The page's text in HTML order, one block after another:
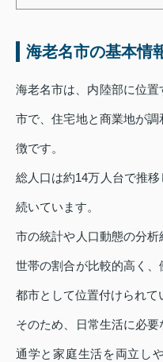
海老名市の基本情
海老名市は、内陸部に位
市で、住宅地と商業地が
徴です。
総人口は約14万人台で推
続いています。
市の統計や人口動態の分
世帯の割合が比較的高く
都市として位置付けられて
そのため、日常生活に必
通学と家庭生活を両立し